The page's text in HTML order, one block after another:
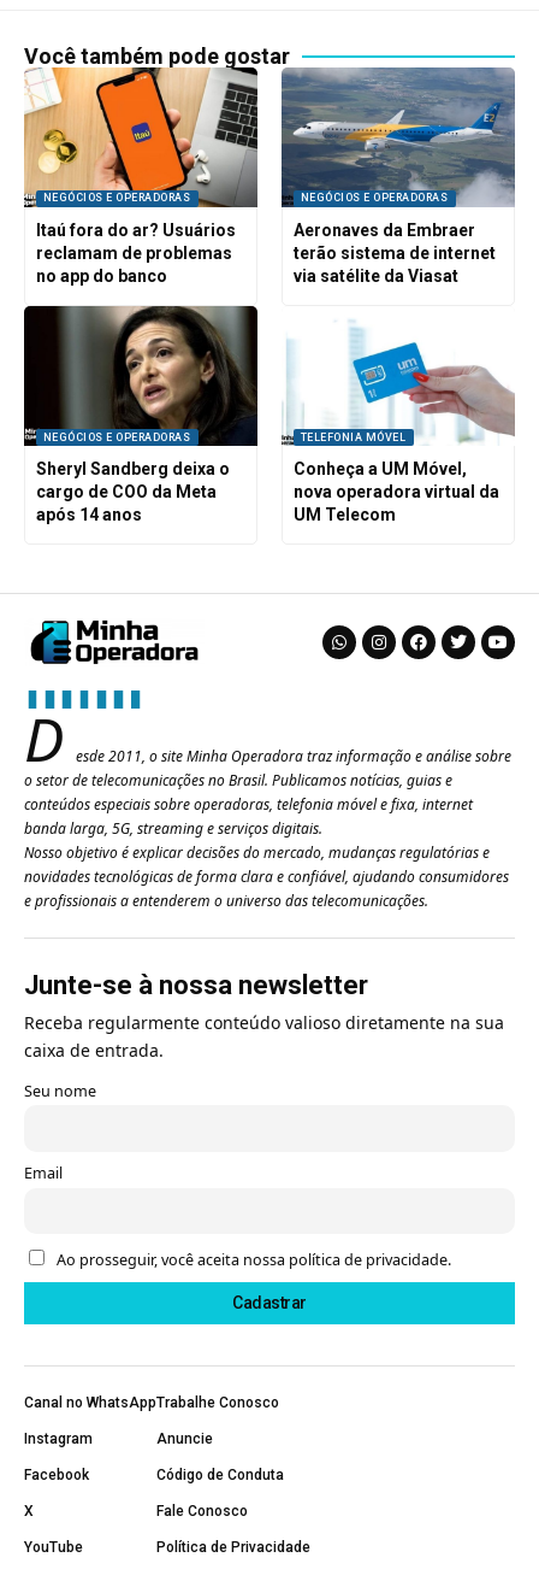
Você também pode gostar
NEGÓCIOS E OPERADORAS
Itaú fora do ar? Usuários
reclamam de problemas
no app do banco
NEGÓCIOS E OPERADORAS
Aeronaves da Embraer
terão sistema de internet
via satélite da Viasat
NEGÓCIOS E OPERADORAS
Sheryl Sandberg deixa o
cargo de COO da Meta
após 14 anos
TELEFONIA MÓVEL
Conheça a UM Móvel,
nova operadora virtual da
UM Telecom
D
esde 2011, o site Minha Operadora traz informação e análise sobre
o setor de telecomunicações no Brasil. Publicamos notícias, guias e
conteúdos especiais sobre operadoras, telefonia móvel e fixa, internet
banda larga, 5G, streaming e serviços digitais.
Nosso objetivo é explicar decisões do mercado, mudanças regulatórias e
novidades tecnológicas de forma clara e confiável, ajudando consumidores
e profissionais a entenderem o universo das telecomunicações.
Junte-se à nossa newsletter
Receba regularmente conteúdo valioso diretamente na sua
caixa de entrada.
Seu nome
Email
Ao prosseguir, você aceita nossa política de privacidade.
Canal no WhatsApp
Instagram
Facebook
X
YouTube
Trabalhe Conosco
Anuncie
Código de Conduta
Fale Conosco
Política de Privacidade